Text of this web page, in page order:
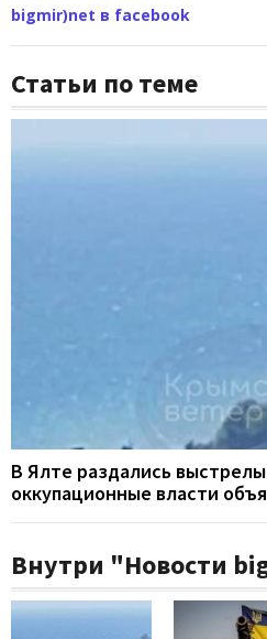
bigmir)net в facebook
Статьи по теме
В Ялте раздались
оккупационные власти
Внутри "Новости